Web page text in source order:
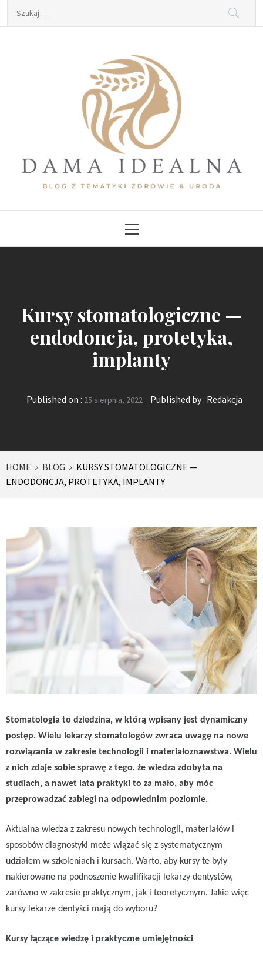
Szukaj:
Dama Idealna
Menu
Kursy stomatologiczne —
endodoncja, protetyka,
implanty
Published on : 25 sierpnia, 2022 Published by : Redakcja
HOME BLOG
KURSY STOMATOLOGICZNE —
ENDODONCJA, PROTETYKA, IMPLANTY
Stomatologia to dziedzina, w którą wpisany jest dynamiczny
postęp. Wielu lekarzy stomatologów zwraca uwagę na nowe
rozwiązania w zakresie technologii i materiałoznawstwa. Wielu
z nich zdaje sobie sprawę z tego, że wiedza zdobyta na
studiach, a nawet lata praktyki to za mało, aby móc
przeprowadzać zabiegi na odpowiednim poziomie.
Aktualna wiedza z zakresu nowych technologii, materiałów i
sposobów diagnostyki może wiązać się z systematycznym
udziałem w szkoleniach i kursach. Warto, aby kursy te były
nakierowane na podnoszenie kwalifikacji lekarzy dentystów,
zarówno w zakresie praktycznym, jak i teoretycznym. Jakie więc
kursy lekarze dentyści mają do wyboru?
Kursy łączące wiedzę i praktyczne umiejętności